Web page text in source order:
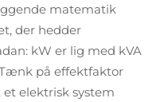
matematik
der hedder
kW er lig med kVA
på effektfaktor
elektrisk system